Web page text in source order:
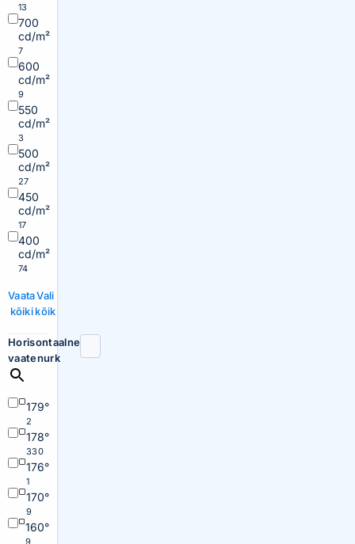
13
700
cd/m²
7
600
cd/m²
9
550
cd/m²
3
500
cd/m²
27
450
cd/m²
17
400
cd/m²
74
Vaata
kõiki
Vali
kõik
Horisontaalne
vaatenurk
179°
2
178°
330
176°
1
170°
9
160°
9